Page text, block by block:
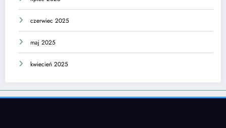
czerwiec 2025
maj 2025
kwiecień 2025